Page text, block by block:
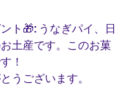
ト🎁: うなぎパイ、日
土産です。このお菓
！
うございます。